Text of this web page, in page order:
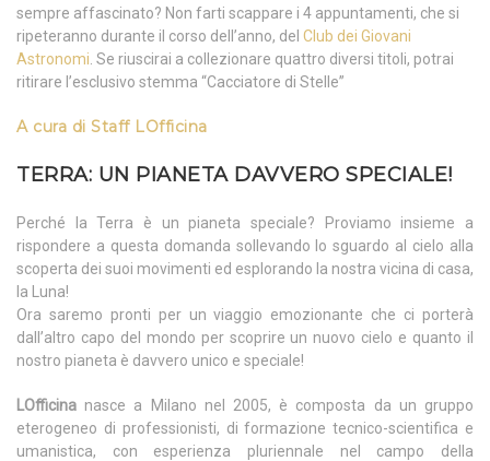
sempre affascinato? Non farti scappare i 4 appuntamenti, che si
ripeteranno durante il corso dell’anno, del Club dei Giovani
Astronomi . Se riuscirai a collezionare quattro diversi titoli, potrai
ritirare l’esclusivo stemma “Cacciatore di Stelle”
A cura di Staff LOfficina
TERRA: UN PIANETA DAVVERO SPECIALE!
Perché la Terra è un pianeta speciale? Proviamo insieme a
rispondere a questa domanda sollevando lo sguardo al cielo alla
scoperta dei suoi movimenti ed esplorando la nostra vicina di casa,
la Luna!
Ora saremo pronti per un viaggio emozionante che ci porterà
dall’altro capo del mondo per scoprire un nuovo cielo e quanto il
nostro pianeta è davvero unico e speciale!
LOfficina nasce a Milano nel 2005, è composta da un gruppo
eterogeneo di professionisti, di formazione tecnico-scientifica e
umanistica, con esperienza pluriennale nel campo della